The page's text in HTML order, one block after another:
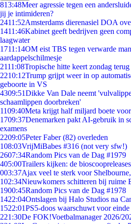
813:48Meer agressie tegen een
jij je intimideren?
2411:52Amsterdams dierenasiel DOA
1411:46Kabinet geeft bedrijven geen
laagwater
1711:14OM eist TBS tegen verwarde
aardappelschilmesje
2111:08Tropische hitte keert zondag
2210:12Trump grijpt weer in op
geboorte in VS
4309:51Dikke Van Dale neemt
schaamlippen doorbreken'
1109:40Meta krijgt half miljard boete
1709:37Denemarken pakt AI-gebruik in
examens
2209:05Peter Faber (82) overleden
108:03VrijMiBabes #316 (not very sfw!)
2607:34Random Pics van de Dag #1979
405:00Trailers kijken: de
003:37Ajax veel te sterk voor
102:34Nieuwkomers schitteren bij ruime
1900:45Random Pics van de Dag #1978
1422:04Ontslagen bij Halo Studios na
1522:01PS5-doos waarschuwt voor
221:30De FOK!Voetbalmanager 2026/